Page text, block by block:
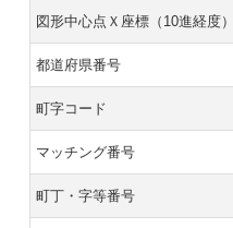
図形中心点Ｘ座標（10進経度）
都道府県番号
町字コード
マッチング番号
町丁・字等番号